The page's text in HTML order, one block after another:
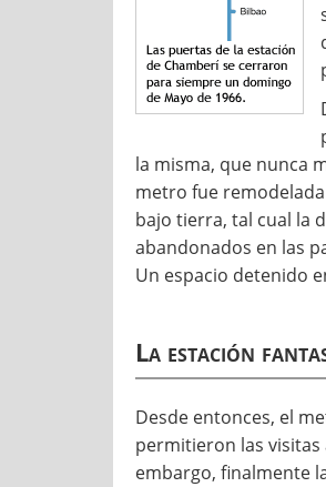
la misma, que nunca
metro fue
bajo tierra, tal cual la
abandonados en las
Un espacio detenido
La estación
Desde entonces, el
permitieron las
embargo, finalmente